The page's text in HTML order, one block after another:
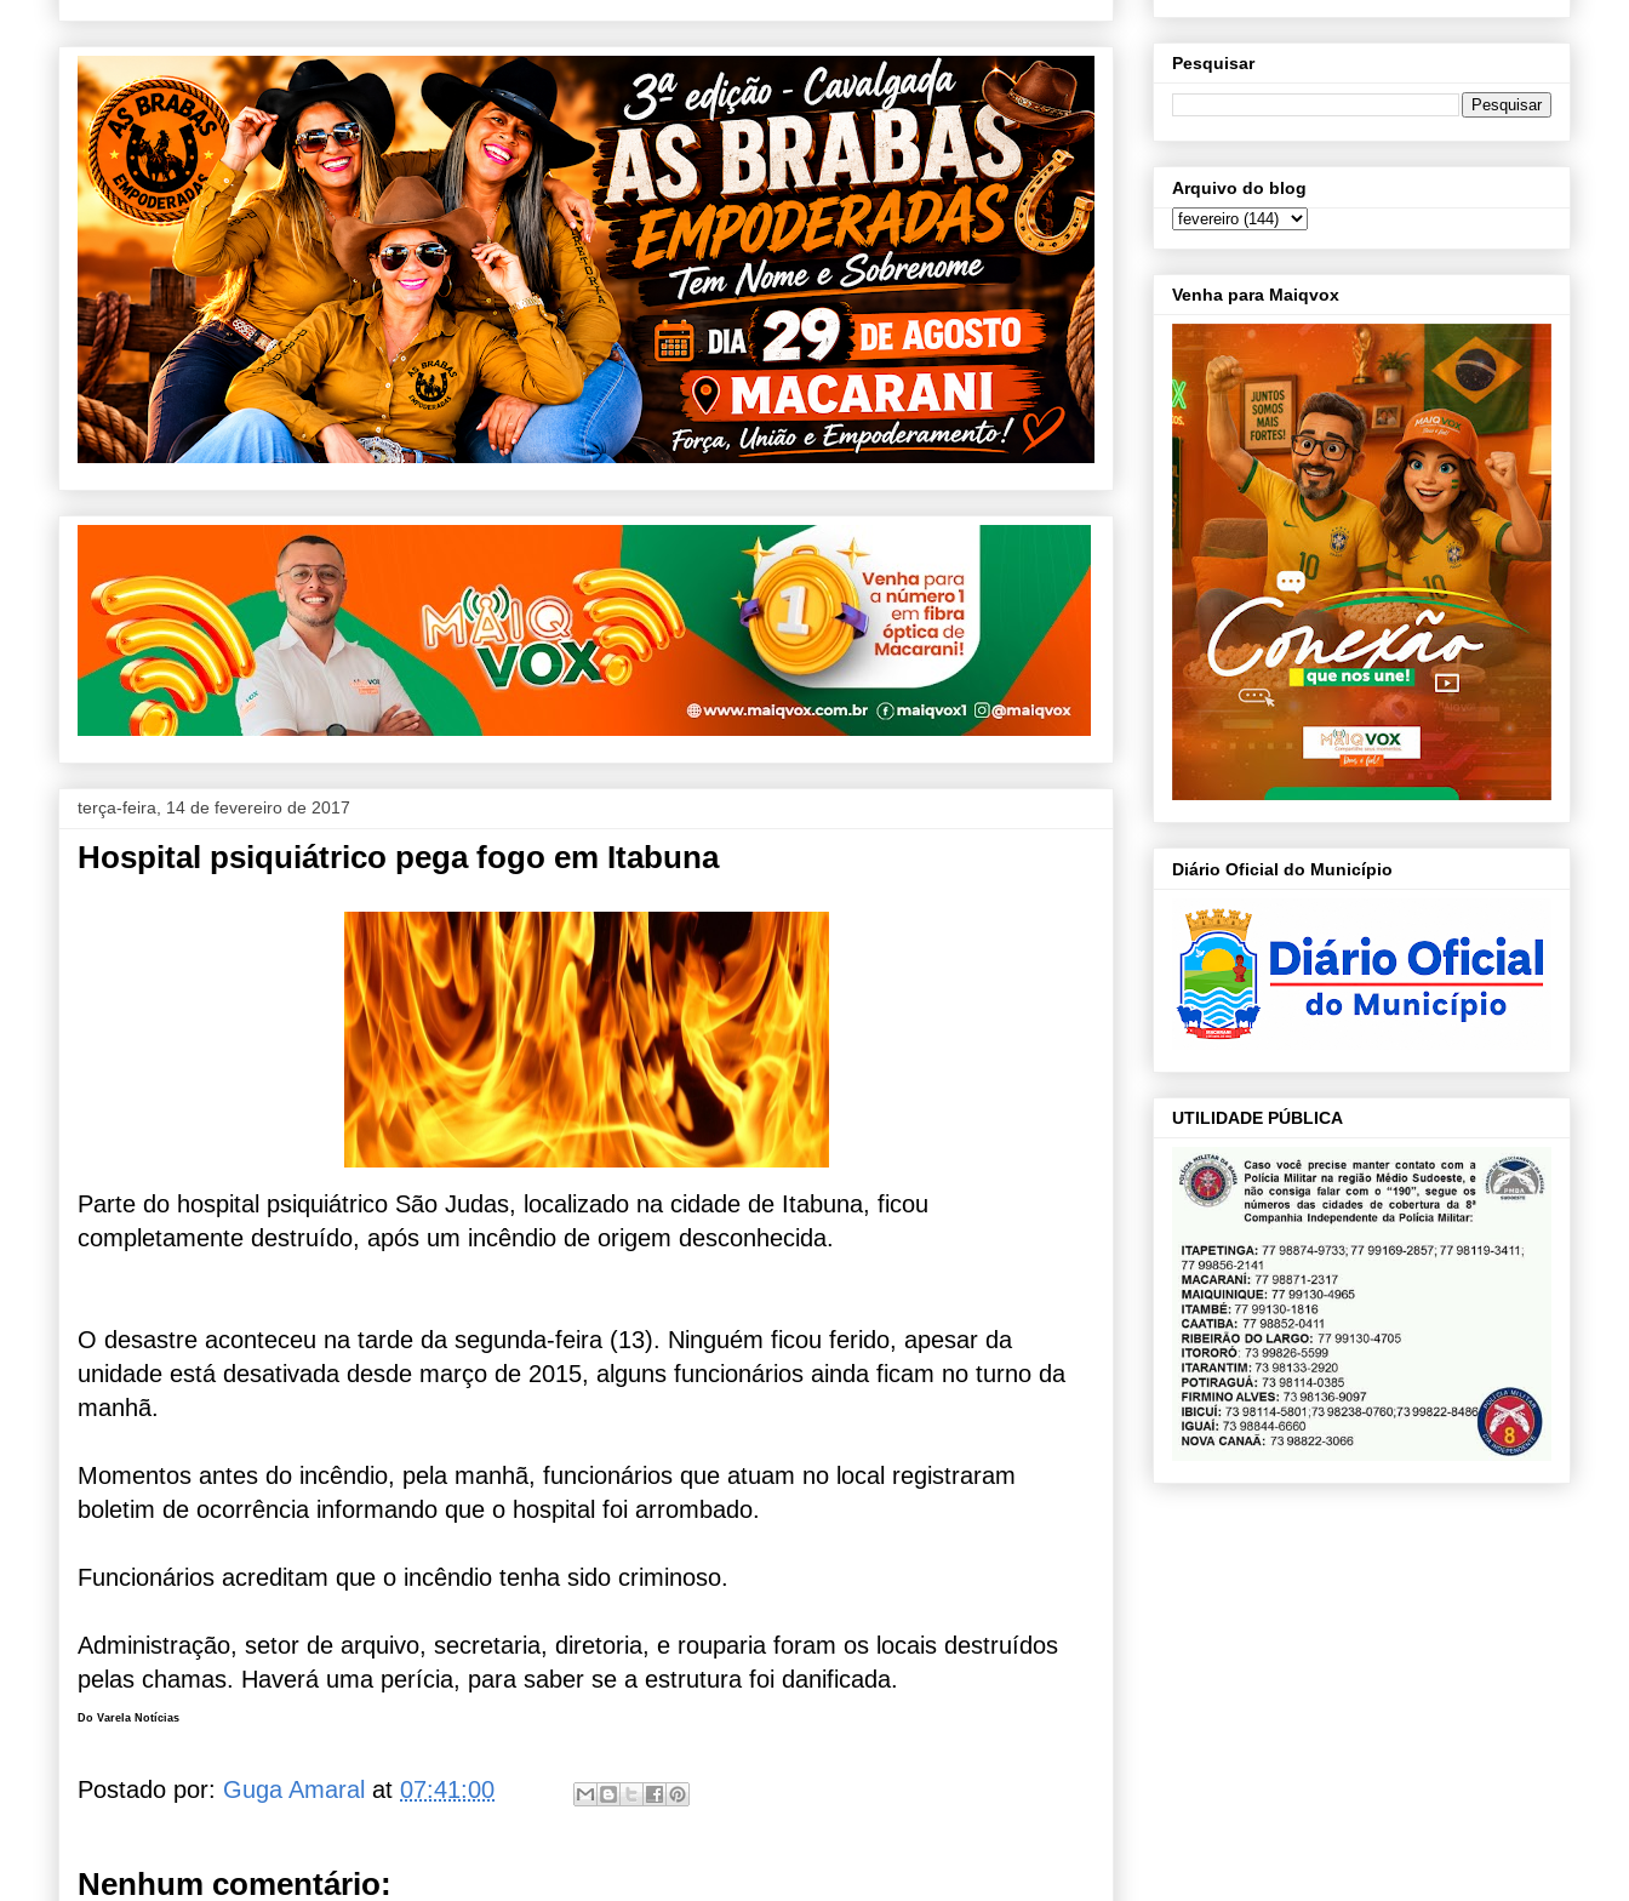
terça-feira, 14 de fevereiro de 2017
Hospital psiquiátrico pega fogo em Itabuna
Parte do hospital psiquiátrico São Judas, localizado na cidade de Itabuna, ficou
completamente destruído, após um incêndio de origem desconhecida.
O desastre aconteceu na tarde da segunda-feira (13). Ninguém ficou ferido, apesar da
unidade está desativada desde março de 2015, alguns funcionários ainda ficam no turno da
manhã.
Momentos antes do incêndio, pela manhã, funcionários que atuam no local registraram
boletim de ocorrência informando que o hospital foi arrombado.
Funcionários acreditam que o incêndio tenha sido criminoso.
Administração, setor de arquivo, secretaria, diretoria, e rouparia foram os locais destruídos
pelas chamas. Haverá uma perícia, para saber se a estrutura foi danificada.
Do Varela Notícias
Postado por: Guga Amaral at 07:41:00
Nenhum comentário:
Pesquisar
Arquivo do blog
Venha para Maiqvox
Diário Oficial do Município
UTILIDADE PÚBLICA